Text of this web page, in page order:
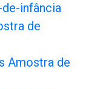
infância
de
Amostra de